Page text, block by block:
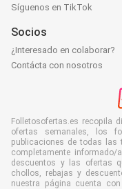
Síguenos en TikTok
Socios
¿Interesado en colaborar?
Contácta con nosotros
Folletosofertas.es recopila
ofertas semanales, los
publicaciones de todas las
completamente
descuentos y las ofertas
chollos, rebajas y
nuestra página cuenta